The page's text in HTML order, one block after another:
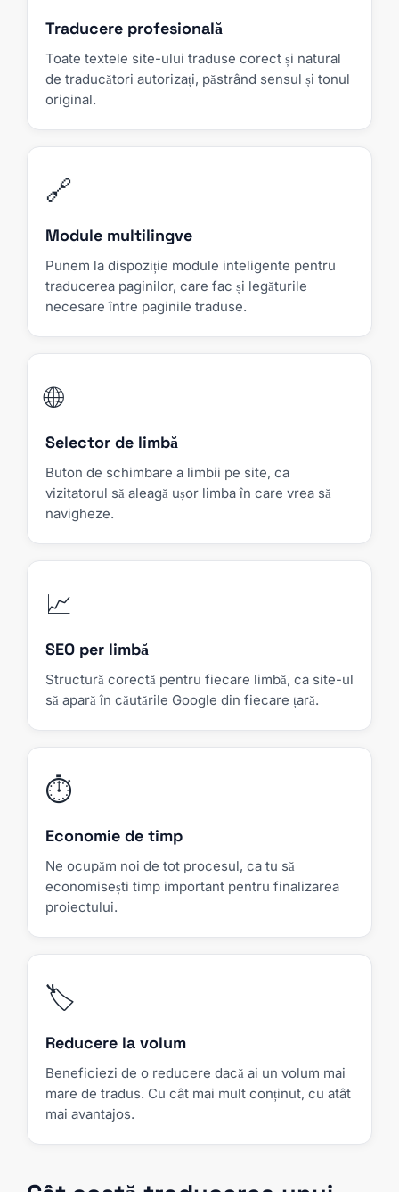
Traducere profesională
Toate textele site-ului traduse corect și natural
de traducători autorizați, păstrând sensul și tonul
original.
🔗
Module multilingve
Punem la dispoziție module inteligente pentru
traducerea paginilor, care fac și legăturile
necesare între paginile traduse.
🌐
Selector de limbă
Buton de schimbare a limbii pe site, ca
vizitatorul să aleagă ușor limba în care vrea să
navigheze.
📈
SEO per limbă
Structură corectă pentru fiecare limbă, ca site-ul
să apară în căutările Google din fiecare țară.
⏱
Economie de timp
Ne ocupăm noi de tot procesul, ca tu să
economisești timp important pentru finalizarea
proiectului.
🏷
Reducere la volum
Beneficiezi de o reducere dacă ai un volum mai
mare de tradus. Cu cât mai mult conținut, cu atât
mai avantajos.